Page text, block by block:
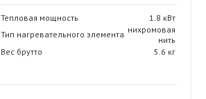
Тепловая мощность
1.8 кВт
Тип нагревательного элемента нихромовая
нить
Вес брутто
5.6 кг